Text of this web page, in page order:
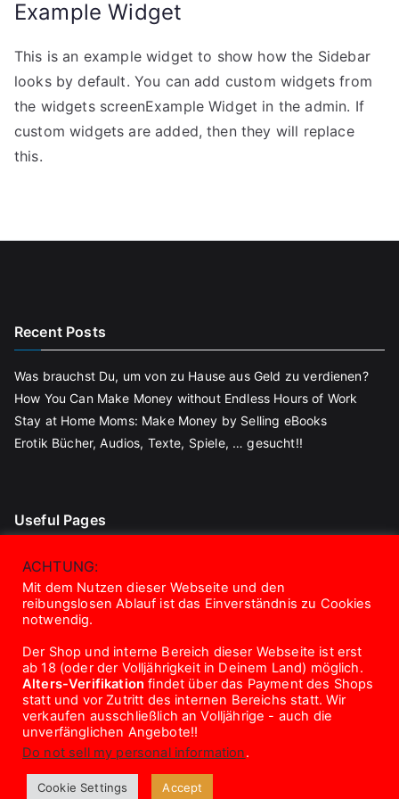
Example Widget
This is an example widget to show how the Sidebar
looks by default. You can add custom widgets from
the widgets screenExample Widget in the admin. If
custom widgets are added, then they will replace
this.
Recent Posts
Was brauchst Du, um von zu Hause aus Geld zu verdienen?
How You Can Make Money without Endless Hours of Work
Stay at Home Moms: Make Money by Selling eBooks
Erotik Bücher, Audios, Texte, Spiele, … gesucht!!
Useful Pages
Blog
Contact
About Us
Privacy Policy
Terms And Conditions
Copyright © 2026 eroTrick.club
ACHTUNG:
Mit dem Nutzen dieser Webseite und den
reibungslosen Ablauf ist das Einverständnis zu Cookies
notwendig.
Der Shop und interne Bereich dieser Webseite ist erst
ab 18 (oder der Volljährigkeit in Deinem Land) möglich.
Alters-Verifikation findet über das Payment des Shops
statt und vor Zutritt des internen Bereichs statt. Wir
verkaufen ausschließlich an Volljährige - auch die
unverfänglichen Angebote!!
Do not sell my personal information.
Cookie Settings Accept